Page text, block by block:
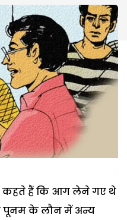
कहते हैं कि आग लेने गए थे
पूनम के लौन में अन्य